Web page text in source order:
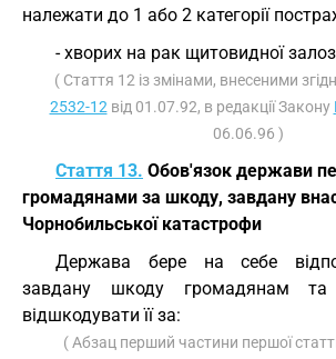
належати до 1 або 2 категорії
- хворих на рак щитовидної
( Стаття 12 із змінами, внесеними
2532-12 від 01.07.92, в редакції Закону
06.06.96 )
Стаття 13. Обов'язок держави
громадянами за шкоду, завдану
Чорнобильської катастрофи
Держава бере на себе
завдану шкоду громадянам та
відшкодувати її за:
( Абзац перший частини першої